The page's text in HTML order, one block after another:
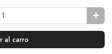
al carro